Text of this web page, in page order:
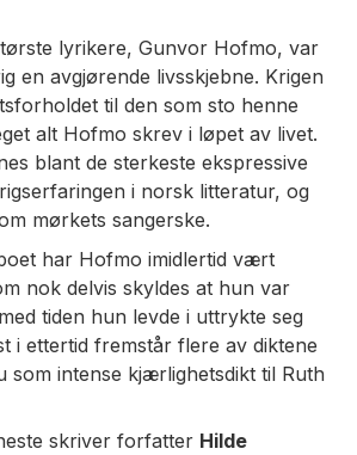
lyrikere, Gunvor Hofmo, var
en avgjørende livsskjebne. Krigen
til den som sto henne
alt Hofmo skrev i løpet av livet.
blant de sterkeste ekspressive
i norsk litteratur, og
mørkets sangerske.
har Hofmo imidlertid vært
nok delvis skyldes at hun var
tiden hun levde i uttrykte seg
i ettertid fremstår flere av diktene
som intense kjærlighetsdikt til Ruth
skriver forfatter Hilde